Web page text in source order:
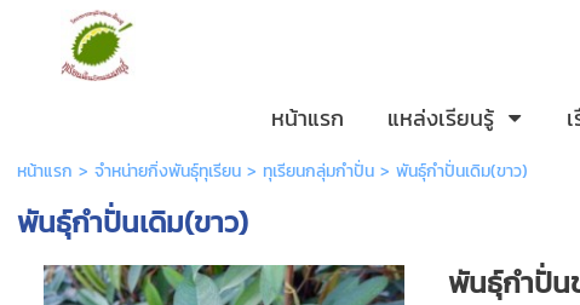
หน้าแรก แหล่งเรียนรู้
หน้าแรก > จำหน่ายกิ่งพันธุ์ทุเรียน> ทุเรียนกลุ่มกำปั่น> พันธุ์กำปั่นเดิม(ขาว)
พันธุ์กำปั่นเดิม(ขาว)
พันธุ์กำปั่น